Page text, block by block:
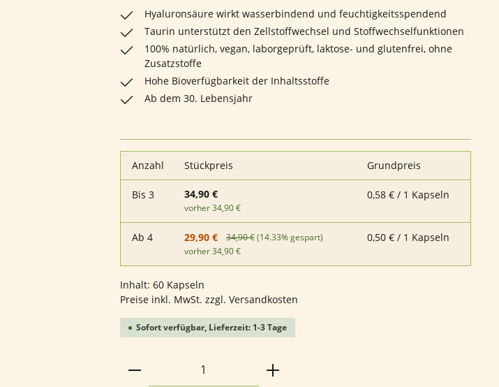
Hyaluronsäure wirkt wasserbindend und feuchtigkeitsspendend
Taurin unterstützt den Zellstoffwechsel und Stoffwechselfunktionen
100% natürlich, vegan, laborgeprüft, laktose- und glutenfrei, ohne
Zusatzstoffe
Hohe Bioverfügbarkeit der Inhaltsstoffe
Ab dem 30. Lebensjahr
Anzahl Stückpreis Grundpreis
Bis 3 34,90 €
vorher 34,90 €
0,58 € / 1 Kapseln
Ab 4 29,90 € 34,90 €(14.33% gespart)
vorher 34,90 €
0,50 € / 1 Kapseln
Inhalt: 60 Kapseln
Preise inkl. MwSt. zzgl. Versandkosten
Sofort verfügbar, Lieferzeit: 1-3 Tage
Produkt Anzahl: Gib den gewünschten Wert